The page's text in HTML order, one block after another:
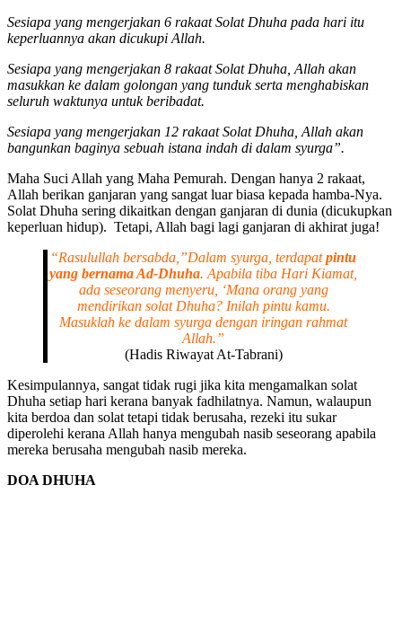
Sesiapa yang mengerjakan 6 rakaat Solat Dhuha pada hari itu
keperluannya akan dicukupi Allah.
Sesiapa yang mengerjakan 8 rakaat Solat Dhuha, Allah akan
masukkan ke dalam golongan yang tunduk serta menghabiskan
seluruh waktunya untuk beribadat.
Sesiapa yang mengerjakan 12 rakaat Solat Dhuha, Allah akan
bangunkan baginya sebuah istana indah di dalam syurga”.
Maha Suci Allah yang Maha Pemurah. Dengan hanya 2 rakaat,
Allah berikan ganjaran yang sangat luar biasa kepada hamba-Nya.
Solat Dhuha sering dikaitkan dengan ganjaran di dunia (dicukupkan
keperluan hidup). Tetapi, Allah bagi lagi ganjaran di akhirat juga!
“Rasulullah bersabda,”Dalam syurga, terdapatpintu
yang bernama Ad-Dhuha. Apabila tiba Hari Kiamat,
ada seseorang menyeru, ‘Mana orang yang
mendirikan solat Dhuha? Inilah pintu kamu.
Masuklah ke dalam syurga dengan iringan rahmat
Allah.”
(Hadis Riwayat At-Tabrani)
Kesimpulannya, sangat tidak rugi jika kita mengamalkan solat
Dhuha setiap hari kerana banyak fadhilatnya. Namun, walaupun
kita berdoa dan solat tetapi tidak berusaha, rezeki itu sukar
diperolehi kerana Allah hanya mengubah nasib seseorang apabila
mereka berusaha mengubah nasib mereka.
DOA DHUHA